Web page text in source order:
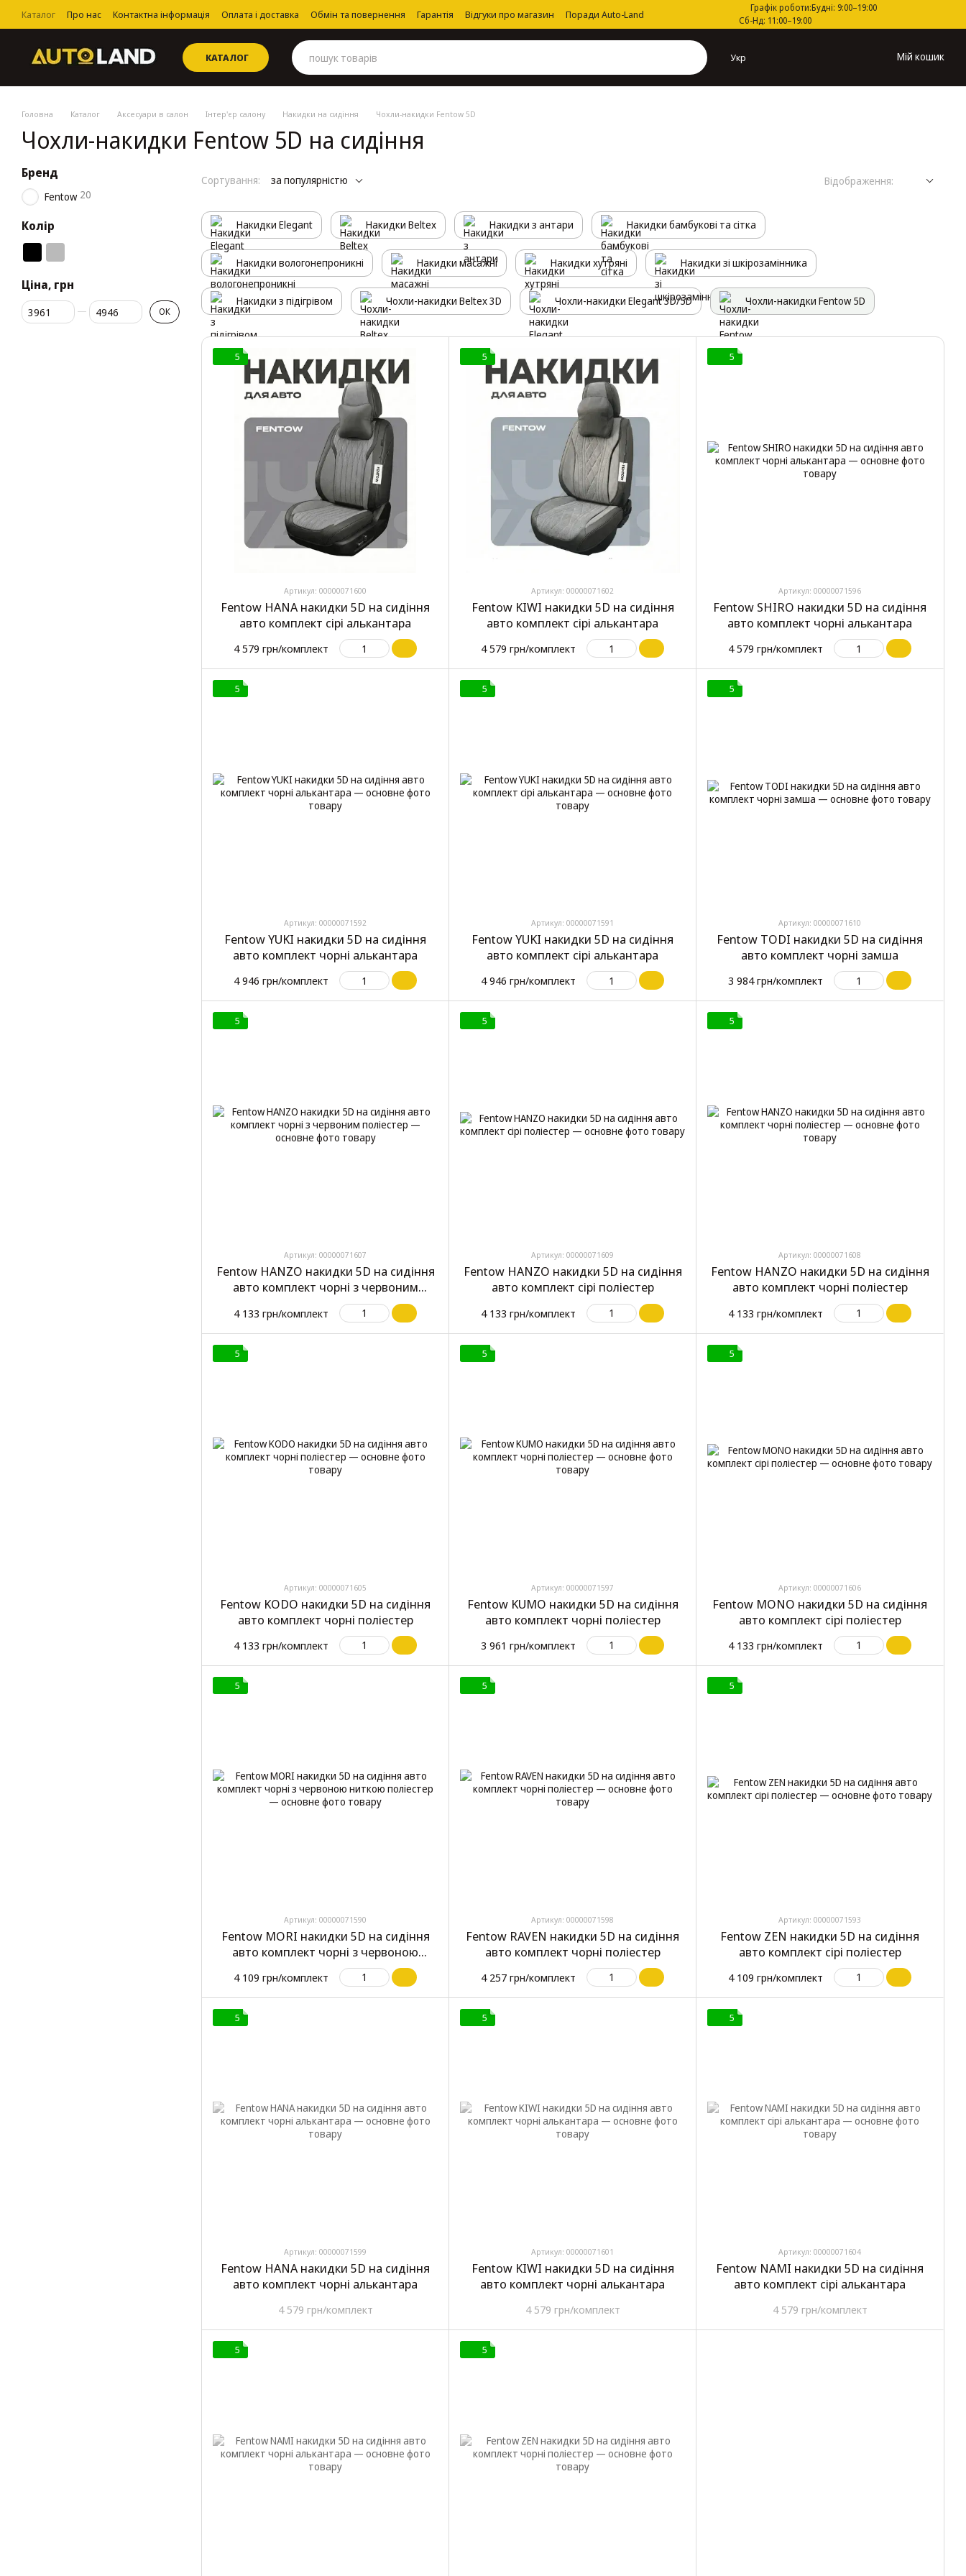
Перейти до основного контенту
Каталог Про нас Контактна інформація Оплата і доставка Обмін та повернення Гарантія Відгуки про магазин
Поради Auto-Land
Угода користувача
Графік роботи:Будні: 9:00–19:00
Сб-Нд: 11:00–19:00
КАТАЛОГ Укр Мій кошик
Головна Каталог Аксесуари в салон Інтер'єр салону Накидки на сидіння Чохли-накидки Fentow 5D
Чохли-накидки Fentow 5D на сидіння
Сортування: за популярністю Відображення:
Накидки Elegant Накидки Beltex Накидки з антари Накидки бамбукові та сітка
Накидки вологонепроникні Накидки масажні Накидки хутряні Накидки зі шкірозамінника
Накидки з підігрівом Чохли-накидки Beltex 3D Чохли-накидки Elegant 3D/5D Чохли-накидки Fentow 5D
5
Артикул: 00000071600
Fentow HANA накидки 5D на сидіння
авто комплект сірі алькантара
4 579 грн/комплект
5
Артикул: 00000071602
Fentow KIWI накидки 5D на сидіння
авто комплект сірі алькантара
4 579 грн/комплект
5
Артикул: 00000071596
Fentow SHIRO накидки 5D на сидіння
авто комплект чорні алькантара
4 579 грн/комплект
5
Артикул: 00000071592
Fentow YUKI накидки 5D на сидіння
авто комплект чорні алькантара
4 946 грн/комплект
5
Артикул: 00000071591
Fentow YUKI накидки 5D на сидіння
авто комплект сірі алькантара
4 946 грн/комплект
5
Артикул: 00000071610
Fentow TODI накидки 5D на сидіння
авто комплект чорні замша
3 984 грн/комплект
5
Артикул: 00000071607
Fentow HANZO накидки 5D на сидіння
авто комплект чорні з червоним
поліестер
4 133 грн/комплект
5
Артикул: 00000071609
Fentow HANZO накидки 5D на сидіння
авто комплект сірі поліестер
4 133 грн/комплект
5
Артикул: 00000071608
Fentow HANZO накидки 5D на сидіння
авто комплект чорні поліестер
4 133 грн/комплект
5
Артикул: 00000071605
Fentow KODO накидки 5D на сидіння
авто комплект чорні поліестер
4 133 грн/комплект
5
Артикул: 00000071597
Fentow KUMO накидки 5D на сидіння
авто комплект чорні поліестер
3 961 грн/комплект
5
Артикул: 00000071606
Fentow MONO накидки 5D на сидіння
авто комплект сірі поліестер
4 133 грн/комплект
5
Артикул: 00000071590
Fentow MORI накидки 5D на сидіння
авто комплект чорні з червоною
ниткою поліестер
4 109 грн/комплект
5
Артикул: 00000071598
Fentow RAVEN накидки 5D на сидіння
авто комплект чорні поліестер
4 257 грн/комплект
5
Артикул: 00000071593
Fentow ZEN накидки 5D на сидіння
авто комплект сірі поліестер
4 109 грн/комплект
5
Артикул: 00000071599
Fentow HANA накидки 5D на сидіння
авто комплект чорні алькантара
4 579 грн/комплект
5
Артикул: 00000071601
Fentow KIWI накидки 5D на сидіння
авто комплект чорні алькантара
4 579 грн/комплект
5
Артикул: 00000071604
Fentow NAMI накидки 5D на сидіння
авто комплект сірі алькантара
4 579 грн/комплект
5 5
Бренд
Fentow 20
Колір
Ціна, грн
Від Ціна, грн
До Ціна, грн ОК